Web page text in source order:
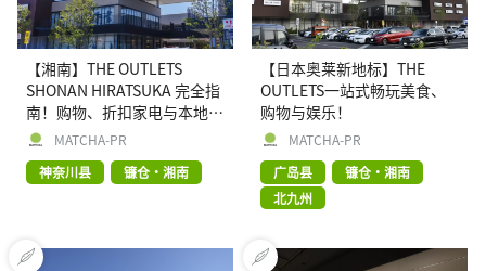
【湘南】THE OUTLETS
SHONAN HIRATSUKA 完全指
南！购物、折扣家电与本地美
食一次尽享！
MATCHA-PR
神奈川县
镰仓・湘南
【日本奥莱新地标】THE
OUTLETS一站式畅玩美食、
购物与娱乐！
MATCHA-PR
广岛县
镰仓・湘南
北九州